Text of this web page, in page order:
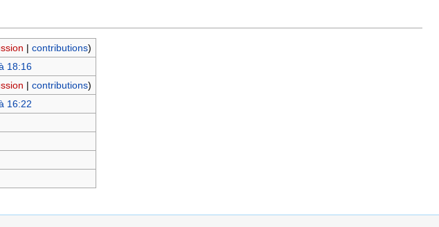
| contributions)
18:16
| contributions)
16:22